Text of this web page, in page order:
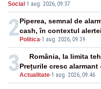
Social ·1 aug. 2026, 09:37
2 Politica-1 aug. 2026, 09:39
Piperea, semnal de
cash, în contextul
3Actualitate-1 aug. 2026, 09:46
România, la limita
Prețurile cresc